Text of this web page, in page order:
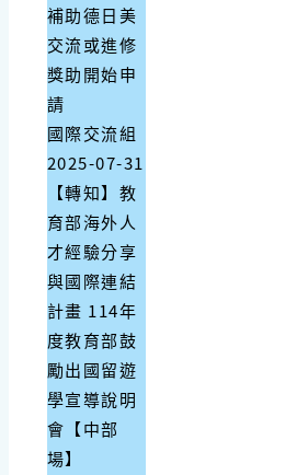
補助德日美
交流或進修
獎助開始申
請
國際交流組
2025-07-31
【轉知】教
育部海外人
才經驗分享
與國際連結
計畫 114年
度教育部鼓
勵出國留遊
學宣導說明
會【中部
場】